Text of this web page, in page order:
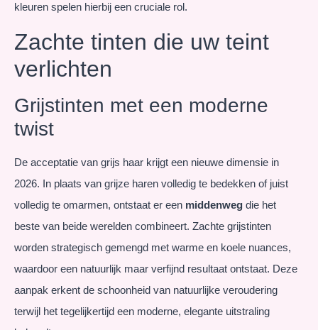
kleuren spelen hierbij een cruciale rol.
Zachte tinten die uw teint
verlichten
Grijstinten met een moderne
twist
De acceptatie van grijs haar krijgt een nieuwe dimensie in
2026. In plaats van grijze haren volledig te bedekken of juist
volledig te omarmen, ontstaat er een middenweg die het
beste van beide werelden combineert. Zachte grijstinten
worden strategisch gemengd met warme en koele nuances,
waardoor een natuurlijk maar verfijnd resultaat ontstaat. Deze
aanpak erkent de schoonheid van natuurlijke veroudering
terwijl het tegelijkertijd een moderne, elegante uitstraling